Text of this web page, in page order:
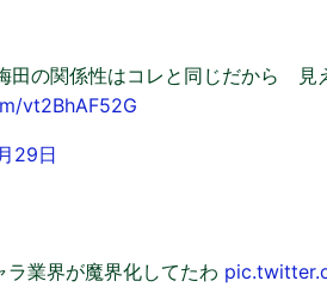
田の関係性はコレと同じだから 見
vt2BhAF52G
29日
ラ業界が魔界化してたわ